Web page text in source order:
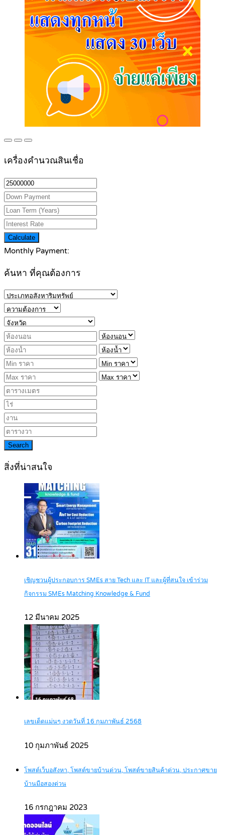
เครื่องคำนวณสินเชื่อ
Calculate
Monthly Payment:
ค้นหา ที่คุณต้องการ
Search
สิ่งที่น่าสนใจ
เชิญชวนผู้ประกอบการ SMEs สาย Tech และ IT และผู้ที่สนใจ เข้าร่วม
กิจกรรม SMEs Matching Knowledge & Fund
12 มีนาคม 2025
เลขเด็ดแม่นๆ งวดวันที่ 16 กุมภาพันธ์ 2568
10 กุมภาพันธ์ 2025
โพสต์เว็บอสังหา, โพสต์ขายบ้านด่วน, โพสต์ขายสินค้าด่วน, ประกาศขาย
บ้านมือสองด่วน
16 กรกฎาคม 2023